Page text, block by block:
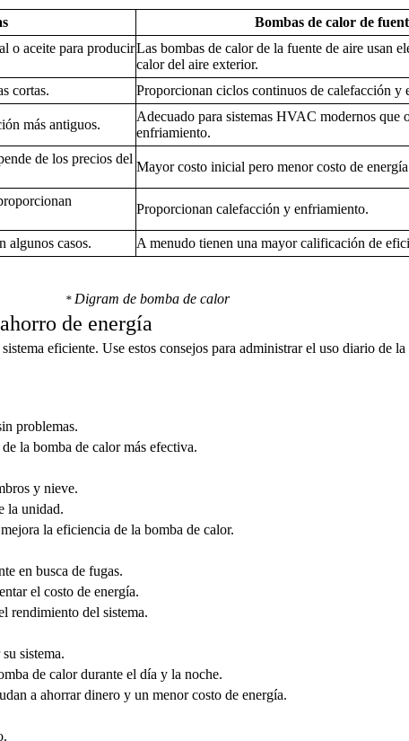
Bombas de calor de
o aceite para producirLas bombas de calor de la fuente de aire usan
calor del aire exterior.
cortas. Proporcionan ciclos continuos de calefacción y
más antiguos.
Adecuado para sistemas HVAC modernos que
enfriamiento.
de los precios del
Mayor costo inicial pero menor costo de
Proporcionan calefacción y enfriamiento.
algunos casos. A menudo tienen una mayor calificación de
* Digram de bomba de calor
de energía
eficiente. Use estos consejos para administrar el uso diario de
problemas.
la bomba de calor más efectiva.
y nieve.
la unidad.
la eficiencia de la bomba de calor.
en busca de fugas.
el costo de energía.
rendimiento del sistema.
sistema.
de calor durante el día y la noche.
a ahorrar dinero y un menor costo de energía.